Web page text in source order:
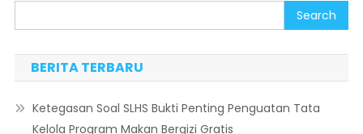
Search
BERITA TERBARU
Ketegasan Soal SLHS Bukti Penting Penguatan Tata
Kelola Program Makan Bergizi Gratis